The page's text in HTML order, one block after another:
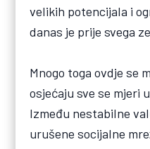
velikih potencijala i
danas je prije svega
Mnogo toga ovdje se
osjećaju sve se mjeri
Između nestabilne
urušene socijalne